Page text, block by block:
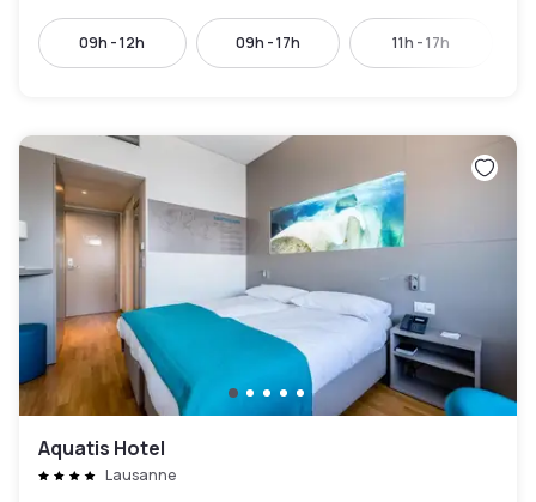
09h - 12h 09h - 17h 11h - 17h
Aquatis Hotel
Lausanne